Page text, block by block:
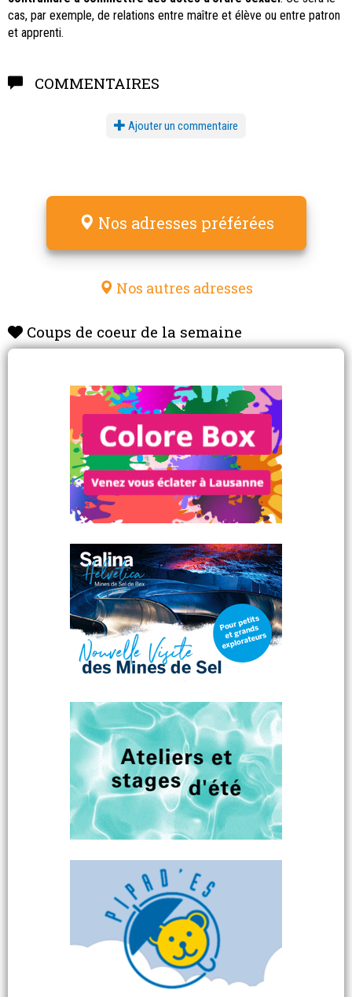
cas, par exemple, de relations entre maître et élève ou entre patron
et apprenti.
COMMENTAIRES
Ajouter un commentaire
Nos adresses préférées
Nos autres adresses
Coups de coeur de la semaine